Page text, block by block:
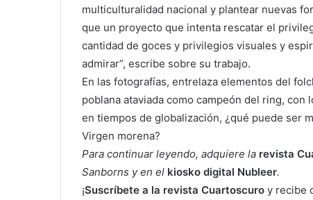
multiculturalidad nacional y plantear nuevas
que un proyecto que intenta rescatar el
cantidad de goces y privilegios visuales y
admirar”, escribe sobre su trabajo.
En las fotografías, entrelaza elementos del
poblana ataviada como campeón del ring, con
en tiempos de globalización, ¿qué puede ser
Virgen morena?
Para continuar leyendo, adquiere la revista
Sanborns y en el kiosko digital Nubleer.
¡Suscríbete a la revista Cuartoscuro y recibe